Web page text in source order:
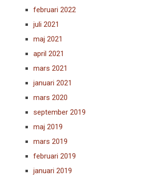
februari 2022
juli 2021
maj 2021
april 2021
mars 2021
januari 2021
mars 2020
september 2019
maj 2019
mars 2019
februari 2019
januari 2019